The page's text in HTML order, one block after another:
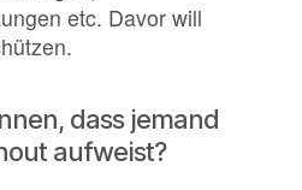
etc. Davor will
dass jemand
aufweist?